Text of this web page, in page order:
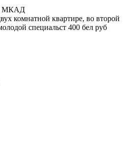
МКАД
комнатной квартире, во второй
специальст 400 бел руб